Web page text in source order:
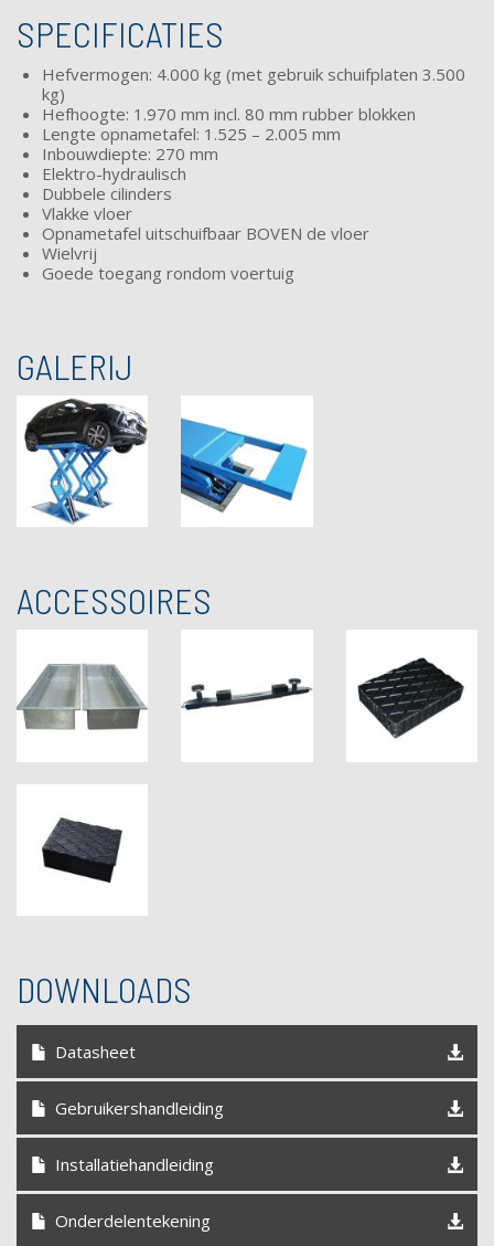
SPECIFICATIES
Hefvermogen: 4.000 kg (met gebruik schuifplaten 3.500
kg)
Hefhoogte: 1.970 mm incl. 80 mm rubber blokken
Lengte opnametafel: 1.525 – 2.005 mm
Inbouwdiepte: 270 mm
Elektro-hydraulisch
Dubbele cilinders
Vlakke vloer
Opnametafel uitschuifbaar BOVEN de vloer
Wielvrij
Goede toegang rondom voertuig
GALERIJ
ACCESSOIRES
DOWNLOADS
Datasheet
Gebruikershandleiding
Installatiehandleiding
Onderdelentekening